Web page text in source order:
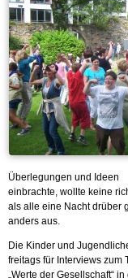
Überlegungen und Ideen
einbrachte, wollte keine
als alle eine Nacht drüber
anders aus.
Die Kinder und
freitags für Interviews zum
„Werte der Gesellschaft“